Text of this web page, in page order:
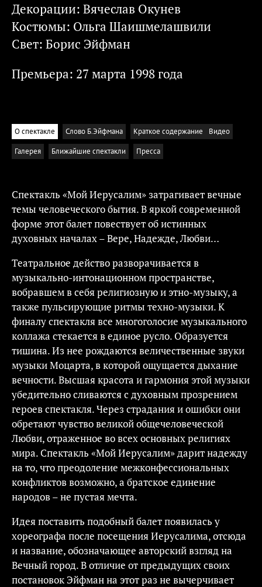
Декорации: Вячеслав Окунев
Костюмы: Ольга Шаишмелашвили
Свет: Борис Эйфман
Премьера: 27 марта 1998 года
О спектакле Слово Б.Эйфмана Краткое содержание
Видео
Галерея
Ближайшие спектакли Пресса
Спектакль «Мой Иерусалим» затрагивает вечные
темы человеческого бытия. В яркой современной
форме этот балет повествует об истинных
духовных началах – Вере, Надежде, Любви…
Театральное действо разворачивается в
музыкально-интонационном пространстве,
вобравшем в себя религиозную и этно-музыку, а
также пульсирующие ритмы техно-музыки. К
финалу спектакля все многоголосие музыкального
коллажа стекается в единое русло. Образуется
тишина. Из нее рождаются величественные звуки
музыки Моцарта, в которой ощущается дыхание
вечности. Высшая красота и гармония этой музыки
убедительно сливаются с духовным прозрением
героев спектакля. Через страдания и ошибки они
обретают чувство великой общечеловеческой
Любви, отраженное во всех основных религиях
мира. Спектакль «Мой Иерусалим» дарит надежду
на то, что преодоление межконфессиональных
конфликтов возможно, а братское единение
народов – не пустая мечта.
Идея поставить подобный балет появилась у
хореографа после посещения Иерусалима, отсюда
и название, обозначающее авторский взгляд на
Вечный город. В отличие от предыдущих своих
постановок Эйфман на этот раз не вычерчивает